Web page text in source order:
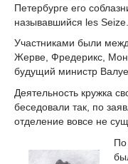
Петербурге его
называвшийся les Seize.
Участниками были
Жерве, Фредерикс,
будущий министр
Деятельность кружка
беседовали так, по
отделение вовсе не
По